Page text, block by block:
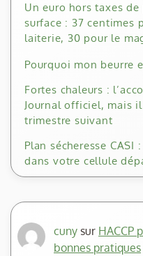
Un euro hors taxes
surface : 37 centimes
laiterie, 30 pour le
Pourquoi mon beurre
Fortes chaleurs :
Journal officiel, mais il
trimestre suivant
Plan sécheresse
dans votre cellule
cuny sur HACCP
bonnes pratiques